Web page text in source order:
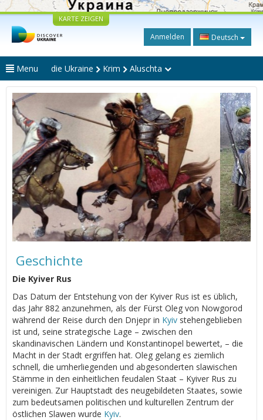
KARTE ZEIGEN
Anmelden Deutsch
Menu die Ukraine Krim Aluschta
Geschichte
Die Kyiver Rus
Das Datum der Entstehung von der Kyiver Rus ist es üblich,
das Jahr 882 anzunehmen, als der Fürst Oleg von Nowgorod
während der Reise durch den Dnjepr in Kyiv stehengeblieben
ist und, seine strategische Lage – zwischen den
skandinavischen Ländern und Konstantinopel bewertet, – die
Macht in der Stadt ergriffen hat. Oleg gelang es ziemlich
schnell, die umherliegenden und abgesonderten slawischen
Stämme in den einheitlichen feudalen Staat – Kyiver Rus zu
vereinigen. Zur Hauptstadt des neugebildeten Staates, sowie
zum bedeutsamen politischen und kulturellen Zentrum der
östlichen Slawen wurde Kyiv.